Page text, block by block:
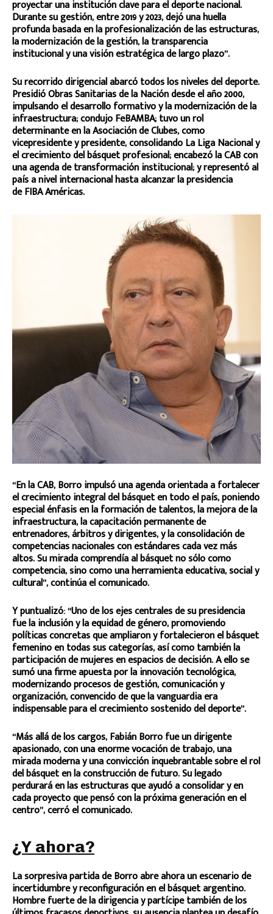
proyectar una institución clave para el deporte nacional.
Durante su gestión, entre 2019 y 2023, dejó una huella
profunda basada en la profesionalización de las estructuras,
la modernización de la gestión, la transparencia
institucional y una visión estratégica de largo plazo”.
Su recorrido dirigencial abarcó todos los niveles del deporte.
Presidió Obras Sanitarias de la Nación desde el año 2000,
impulsando el desarrollo formativo y la modernización de la
infraestructura; condujo FeBAMBA; tuvo un rol
determinante en la Asociación de Clubes, como
vicepresidente y presidente, consolidando La Liga Nacional y
el crecimiento del básquet profesional; encabezó la CAB con
una agenda de transformación institucional; y representó al
país a nivel internacional hasta alcanzar la presidencia
de FIBA Américas.
“En la CAB, Borro impulsó una agenda orientada a fortalecer
el crecimiento integral del básquet en todo el país, poniendo
especial énfasis en la formación de talentos, la mejora de la
infraestructura, la capacitación permanente de
entrenadores, árbitros y dirigentes, y la consolidación de
competencias nacionales con estándares cada vez más
altos. Su mirada comprendía al básquet no sólo como
competencia, sino como una herramienta educativa, social y
cultural”, continúa el comunicado.
Y puntualizó: “Uno de los ejes centrales de su presidencia
fue la inclusión y la equidad de género, promoviendo
políticas concretas que ampliaron y fortalecieron el básquet
femenino en todas sus categorías, así como también la
participación de mujeres en espacios de decisión. A ello se
sumó una firme apuesta por la innovación tecnológica,
modernizando procesos de gestión, comunicación y
organización, convencido de que la vanguardia era
indispensable para el crecimiento sostenido del deporte”.
“Más allá de los cargos, Fabián Borro fue un dirigente
apasionado, con una enorme vocación de trabajo, una
mirada moderna y una convicción inquebrantable sobre el rol
del básquet en la construcción de futuro. Su legado
perdurará en las estructuras que ayudó a consolidar y en
cada proyecto que pensó con la próxima generación en el
centro”, cerró el comunicado.
¿Y ahora?
La sorpresiva partida de Borro abre ahora un escenario de
incertidumbre y reconfiguración en el básquet argentino.
Hombre fuerte de la dirigencia y partícipe también de los